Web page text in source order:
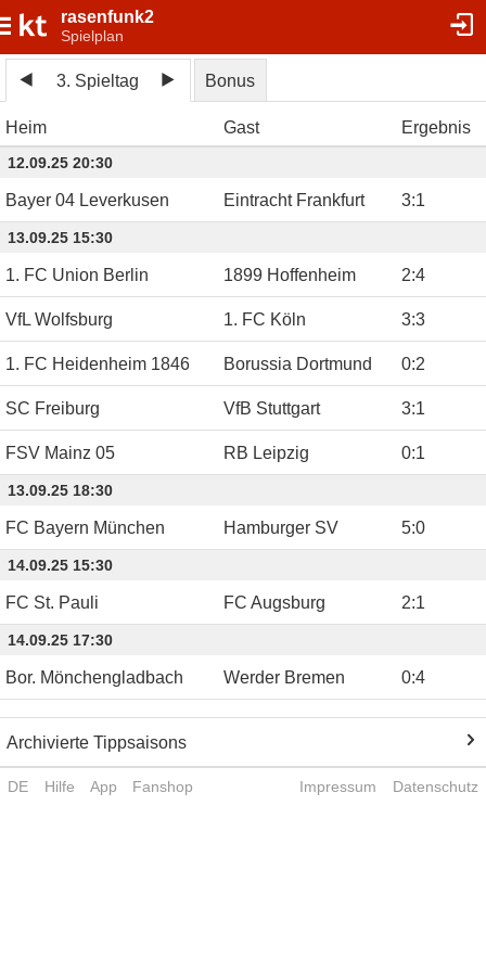
rasenfunk2
Spielplan
3. Spieltag Bonus
Heim Gast Ergebnis
12.09.25 20:30
Bayer 04 Leverkusen Eintracht Frankfurt 3:1
13.09.25 15:30
1. FC Union Berlin 1899 Hoffenheim 2:4
VfL Wolfsburg 1. FC Köln 3:3
1. FC Heidenheim 1846 Borussia Dortmund 0:2
SC Freiburg VfB Stuttgart 3:1
FSV Mainz 05 RB Leipzig 0:1
13.09.25 18:30
FC Bayern München Hamburger SV 5:0
14.09.25 15:30
FC St. Pauli FC Augsburg 2:1
14.09.25 17:30
Bor. Mönchengladbach Werder Bremen 0:4
Archivierte Tippsaisons
DE Hilfe App Fanshop Impressum Datenschutz